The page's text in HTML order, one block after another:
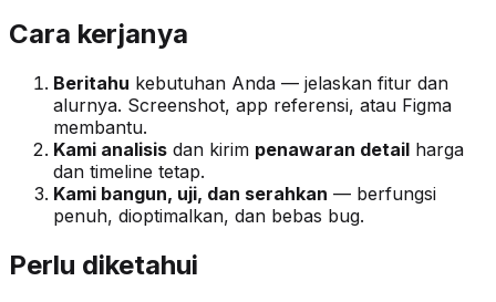
Cara kerjanya
Beritahu kebutuhan Anda — jelaskan fitur dan
alurnya. Screenshot, app referensi, atau Figma
membantu.
Kami analisis dan kirim penawaran detail harga
dan timeline tetap.
Kami bangun, uji, dan serahkan — berfungsi
penuh, dioptimalkan, dan bebas bug.
Perlu diketahui